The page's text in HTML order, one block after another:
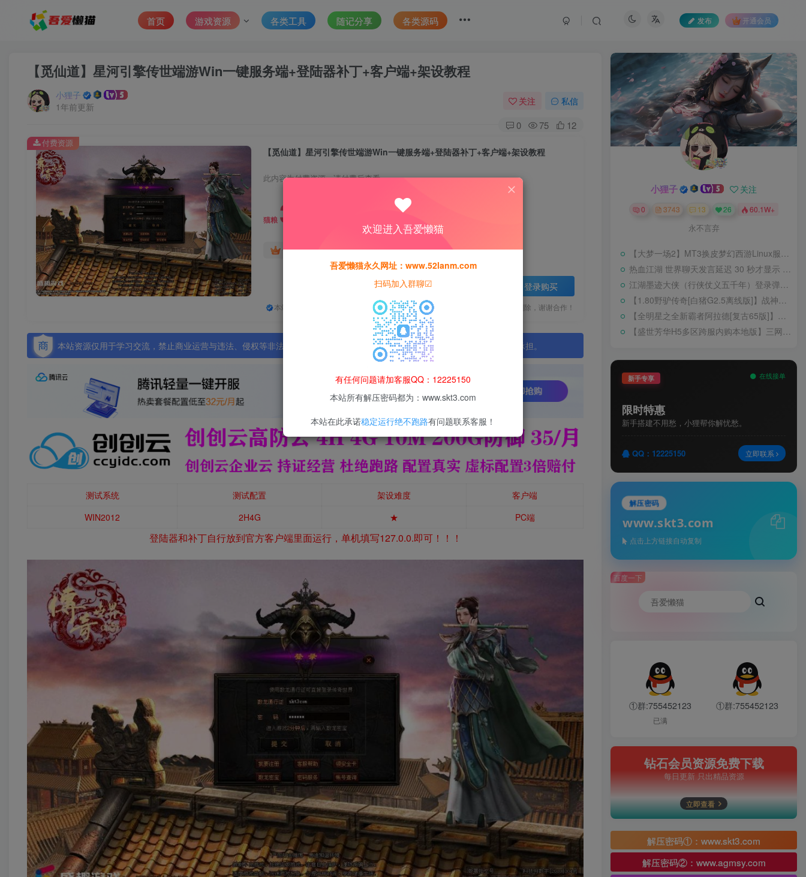
首页 游戏资源 各类工具 随记分享 各类源码 发布 开通会员
【觅仙道】星河引擎传世端游Win一键服务端+登陆器补丁+客户端+架设教程
小狸子
1年前更新
关注 私信
0 75 12
【觅仙道】星河引擎传世端游Win一键服务端+登陆器补丁+客户端+架设教程
此内容为付费资源，请付费后查看
猫粮 30
黄金会员猫粮15 钻石会员免费
登录购买
本站所有资源均为网络收集整理而来，仅供学习研究使用，请在下载后24h内删除，谢谢合作！
付费资源
本站资源仅用于学习交流，禁止商业运营与违法、侵权等非法行为；资源下载后请于 24 小时内删除，违规后果由使用者自行承担。
测试系统 测试配置 架设难度
客户端
WIN2012
2H4G ★ PC端
登陆器和补丁自行放到官方客户端里面运行，单机填写127.0.0.即可！！！
小狸子 关注
0 3743 13 26 60.1W+
永不言弃
【大梦一场2】MT3换皮梦幻西游Linux服务端+GM后台+源码+双端+架设教程
热血江湖 世界聊天发言延迟 30 秒才显示 BUG 修复教程
江湖墨迹大侠（行侠仗义五千年）登录弹出 WELCOME 提示无法进游戏修复教程
【1.80野驴传奇[白猪G2.5离线版]】战神引擎WIN服务端+GM工具+充值后台+安卓+架设教程
【全明星之全新霸者阿拉德[复古65版]】横版闯关手游Linux服务端+配套表+WEB管理后台+GM授权后台+双端+架设教程
【盛世芳华H5多区跨服内购本地版】三网H5宫斗养成游戏Linux手工服务端+CDK授权后台+安卓+架设教程
新手专享 在线接单
限时特惠
新手搭建不用愁，小狸帮你解忧愁。
QQ：12225150 立即联系
解压密码
www.skt3.com
点击上方链接自动复制
百度一下
①群:755452123
已满
①群:755452123
钻石会员资源免费下载
每日更新 只出精品资源
立即查看
解压密码①：www.skt3.com
解压密码②：www.agmsy.com
欢迎进入吾爱懒猫
吾爱懒猫永久网址：www.52lanm.com
扫码加入群聊☑
有任何问题请加客服QQ：12225150
本站所有解压密码都为：www.skt3.com
本站在此承诺稳定运行绝不跑路有问题联系客服！